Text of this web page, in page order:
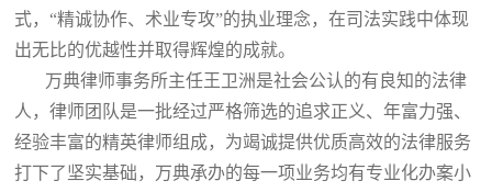
式，“精诚协作、术业专攻”的执业理念，在司法实践中体现
出无比的优越性并取得辉煌的成就。
万典律师事务所主任王卫洲是社会公认的有良知的法律
人，律师团队是一批经过严格筛选的追求正义、年富力强、
经验丰富的精英律师组成，为竭诚提供优质高效的法律服务
打下了坚实基础，万典承办的每一项业务均有专业化办案小